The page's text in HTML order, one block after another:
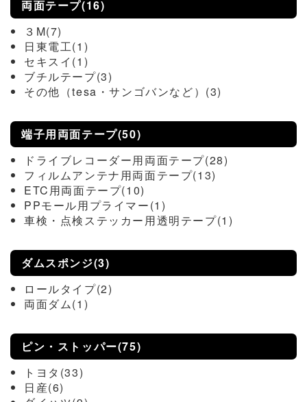
両面テープ(16)
３M(7)
日東電工(1)
セキスイ(1)
ブチルテープ(3)
その他（tesa・サンゴバンなど）(3)
端子用両面テープ(50)
ドライブレコーダー用両面テープ(28)
フィルムアンテナ用両面テープ(13)
ETC用両面テープ(10)
PPモール用プライマー(1)
車検・点検ステッカー用透明テープ(1)
ダムスポンジ(3)
ロールタイプ(2)
両面ダム(1)
ピン・ストッパー(75)
トヨタ(33)
日産(6)